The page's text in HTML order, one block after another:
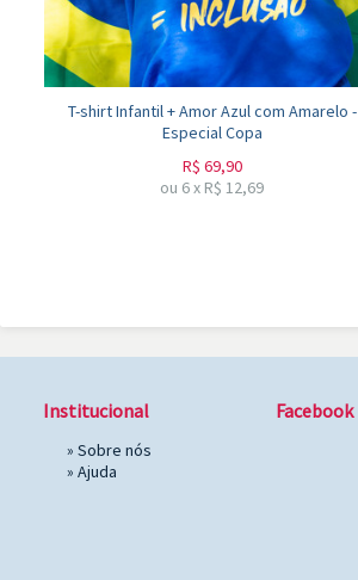
T-shirt Infantil + Amor Azul com Amarelo -
Especial Copa
R$ 69,90
ou 6x R$12,69
Institucional
» Sobre nós
» Ajuda
Facebook